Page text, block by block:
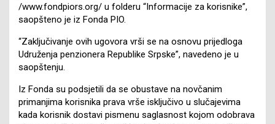
/www.fondpiors.org/ u folderu “Informacije za korisnike”,
saopšteno je iz Fonda PIO.
“Zaključivanje ovih ugovora vrši se na osnovu prijedloga
Udruženja penzionera Republike Srpske”, navedeno je u
saopštenju.
Iz Fonda su podsjetili da se obustave na novčanim
primanjima korisnika prava vrše isključivo u slučajevima
kada korisnik dostavi pismenu saglasnost kojom odobrava